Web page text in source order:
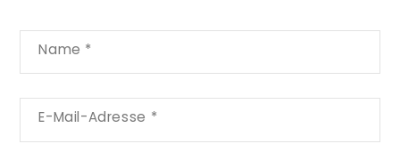
Name *
E-Mail-Adresse *